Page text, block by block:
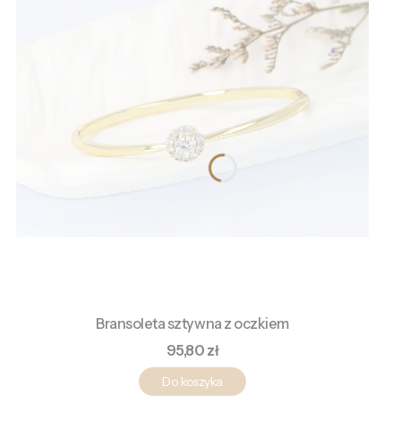
Bransoleta sztywna z oczkiem
Cena
95,80 zł
Do koszyka